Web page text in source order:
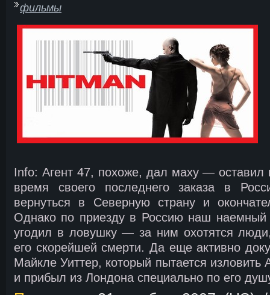
фильмы
Info: Агент 47, похоже, дал маху — оставил
время своего последнего заказа в
вернуться в Северную страну и
Однако по приезду в Россию наш наемный
угодил в ловушку — за ним охотятся
его скорейшей смерти. Да еще активно
Майкле Уиттер, который пытается изловить
и прибыл из Лондона специально по его